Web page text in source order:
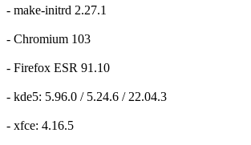
- make-initrd 2.27.1
- Chromium 103
- Firefox ESR 91.10
- kde5: 5.96.0 / 5.24.6 / 22.04.3
- xfce: 4.16.5